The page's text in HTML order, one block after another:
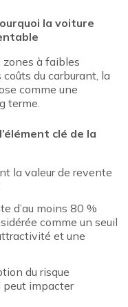
la voiture
zones à faibles
du carburant, la
comme une
terme.
clé de la
la valeur de revente
d’au moins 80 %
comme un seuil
et une
du risque
peut impacter